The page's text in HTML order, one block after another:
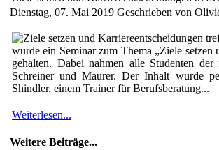
Dienstag, 07. Mai 2019 Geschrieben von
wurde ein Seminar zum Thema „Ziele setzen
gehalten. Dabei nahmen alle Studenten
Schreiner und Maurer. Der Inhalt wurde
Shindler, einem Trainer für Berufsberatung...
Weiterlesen...
Weitere Beiträge...